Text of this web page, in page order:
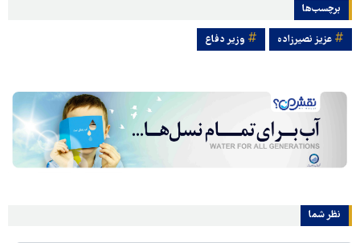
برچسب‌ها
عزیز نصیرزاده وزیر دفاع
نظر شما